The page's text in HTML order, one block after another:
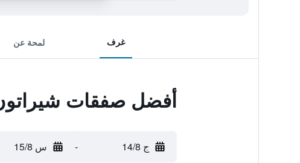
غرف لمحة عن
أفضل صفقات شيراتون
ج 14/8 - س 15/8